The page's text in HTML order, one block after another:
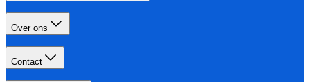
Over ons
Contact